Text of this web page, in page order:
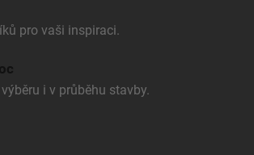
pro vaši inspiraci.
i v průběhu stavby.